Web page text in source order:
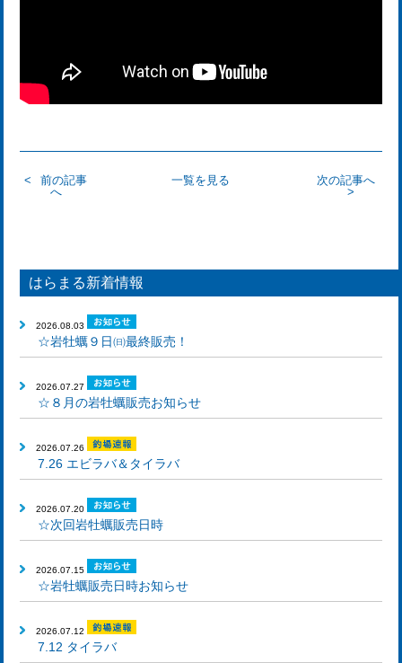
前の記事
へ
一覧を見る 次の記事へ
はらまる新着情報
2026.08.03
☆岩牡蠣９日㈰最終販売！
2026.07.27
☆８月の岩牡蠣販売お知らせ
2026.07.26
7.26 エビラバ＆タイラバ
2026.07.20
☆次回岩牡蠣販売日時
2026.07.15
☆岩牡蠣販売日時お知らせ
2026.07.12
7.12 タイラバ